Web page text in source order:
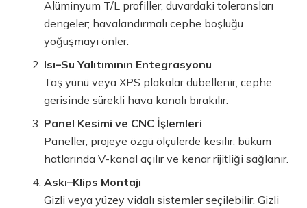
Alüminyum T/L profiller, duvardaki toleransları
dengeler; havalandırmalı cephe boşluğu
yoğuşmayı önler.
Isı–Su Yalıtımının Entegrasyonu
Taş yünü veya XPS plakalar dübellenir; cephe
gerisinde sürekli hava kanalı bırakılır.
Panel Kesimi ve CNC İşlemleri
Paneller, projeye özgü ölçülerde kesilir; büküm
hatlarında V-kanal açılır ve kenar rijitliği sağlanır.
Askı–Klips Montajı
Gizli veya yüzey vidalı sistemler seçilebilir. Gizli